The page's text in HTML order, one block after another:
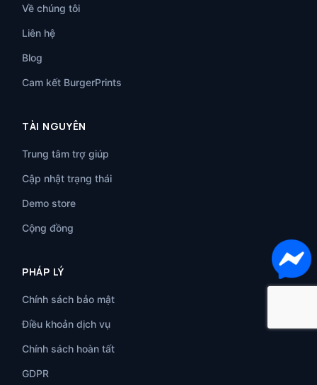
Về chúng tôi
Liên hệ
Blog
Cam kết BurgerPrints
TÀI NGUYÊN
Trung tâm trợ giúp
Cập nhật trạng thái
Demo store
Cộng đồng
PHÁP LÝ
Chính sách bảo mật
Điều khoản dịch vụ
Chính sách hoàn tất
GDPR